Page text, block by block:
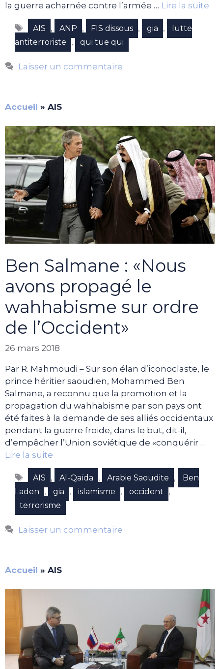
la guerre acharnée contre l’armée … Lire la suite
Étiquettes
AIS , ANP , FIS dissous , gia ,
lutte
antiterroriste
, qui tue qui
Laisser un commentaire
Accueil » AIS
Ben Salmane : «Nous
avons propagé le
wahhabisme sur ordre
de l’Occident»
26 mars 2018
Par R. Mahmoudi – Sur son élan d’iconoclaste, le
prince héritier saoudien, Mohammed Ben
Salmane, a reconnu que la promotion et la
propagation du wahhabisme par son pays ont
été faites à la demande de ses alliés occidentaux
pendant la guerre froide, dans le but, dit-il,
d’empêcher l’Union soviétique de «conquérir …
Lire la suite
Étiquettes
AIS , Al-Qaïda , Arabie Saoudite ,
Ben
Laden
, gia , islamisme , occident ,
terrorisme
Laisser un commentaire
Accueil » AIS